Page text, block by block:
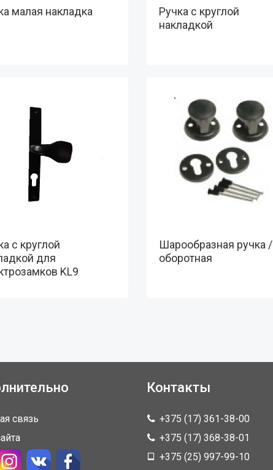
малая накладка
Ручка с круглой
накладкой
с круглой
для
KL9
Шарообразная ручка /
оборотная
связь
Контакты
+375 (17) 361-38-00
+375 (17) 368-38-01
+375 (25) 997-99-10